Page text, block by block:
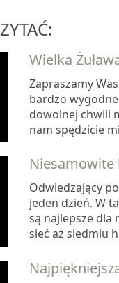
Wielka
Zapraszamy
bardzo
dowolnej chwili
nam spędzicie
Niesamowite
Odwiedzający
jeden dzień. W
są najlepsze dla
sieć aż siedmiu